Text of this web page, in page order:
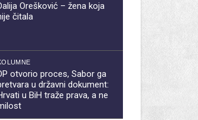
Orešković – žena koja
čitala
otvorio proces, Sabor ga
u državni dokument:
u BiH traže prava, a ne